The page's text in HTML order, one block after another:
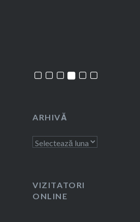
ARHIVĂ
Arhivă
VIZITATORI
ONLINE